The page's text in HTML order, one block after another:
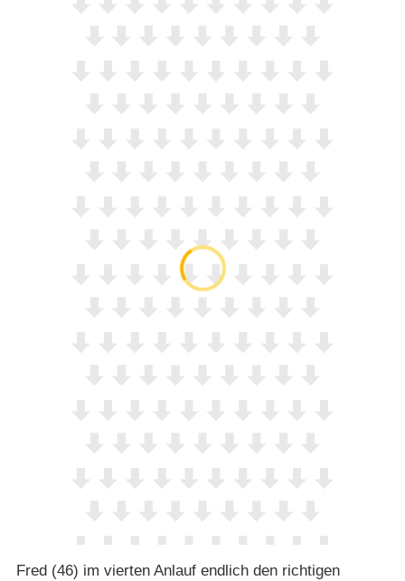
Fred (46) im vierten Anlauf endlich den richtigen